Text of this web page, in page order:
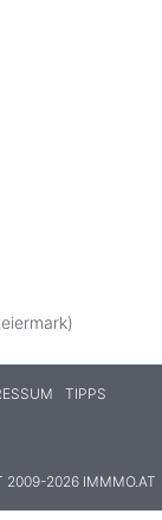
TIPPS
2009-2026 IMMMO.AT